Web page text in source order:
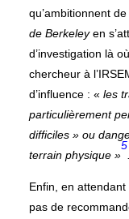
qu’ambitionnent
de Berkeleyen
d’investigation là
chercheur à
d’influence : « les
particulièrement
difficiles » ou
terrain physique »
5
Enfin, en attendant
pas de